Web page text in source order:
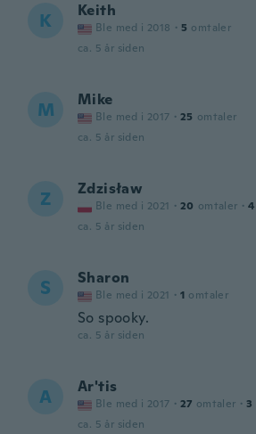
K Keith
Ble med i 2018 · 5 omtaler
ca. 5 år siden
M Mike
Ble med i 2017 · 25 omtaler
ca. 5 år siden
Z Zdzisław
Ble med i 2021 · 20 omtaler · 4
ca. 5 år siden
S Sharon
Ble med i 2021 · 1 omtaler
So spooky.
ca. 5 år siden
A Ar'tis
Ble med i 2017 · 27 omtaler · 3
ca. 5 år siden